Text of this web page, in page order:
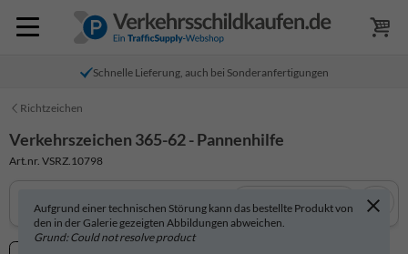
Schnelle Lieferung, auch bei Sonderanfertigungen
Richtzeichen
Verkehrszeichen 365-62 - Pannenhilfe
Art.nr. VSRZ.10798
Aufgrund einer technischen Störung kann das bestellte Produkt von
den in der Galerie gezeigten Abbildungen abweichen.
Grund: Could not resolve product
In 3D anzeigen